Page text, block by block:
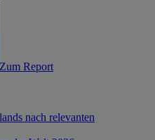
Zum Report
nach relevanten